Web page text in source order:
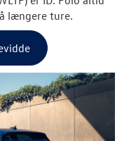
længere ture.